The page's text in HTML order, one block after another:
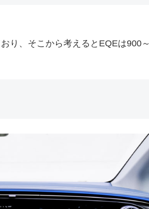
り、そこから考えるとEQEは900～